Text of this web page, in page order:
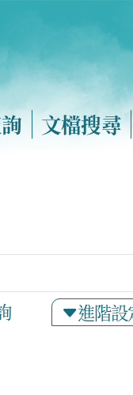
文檔搜尋
進階設